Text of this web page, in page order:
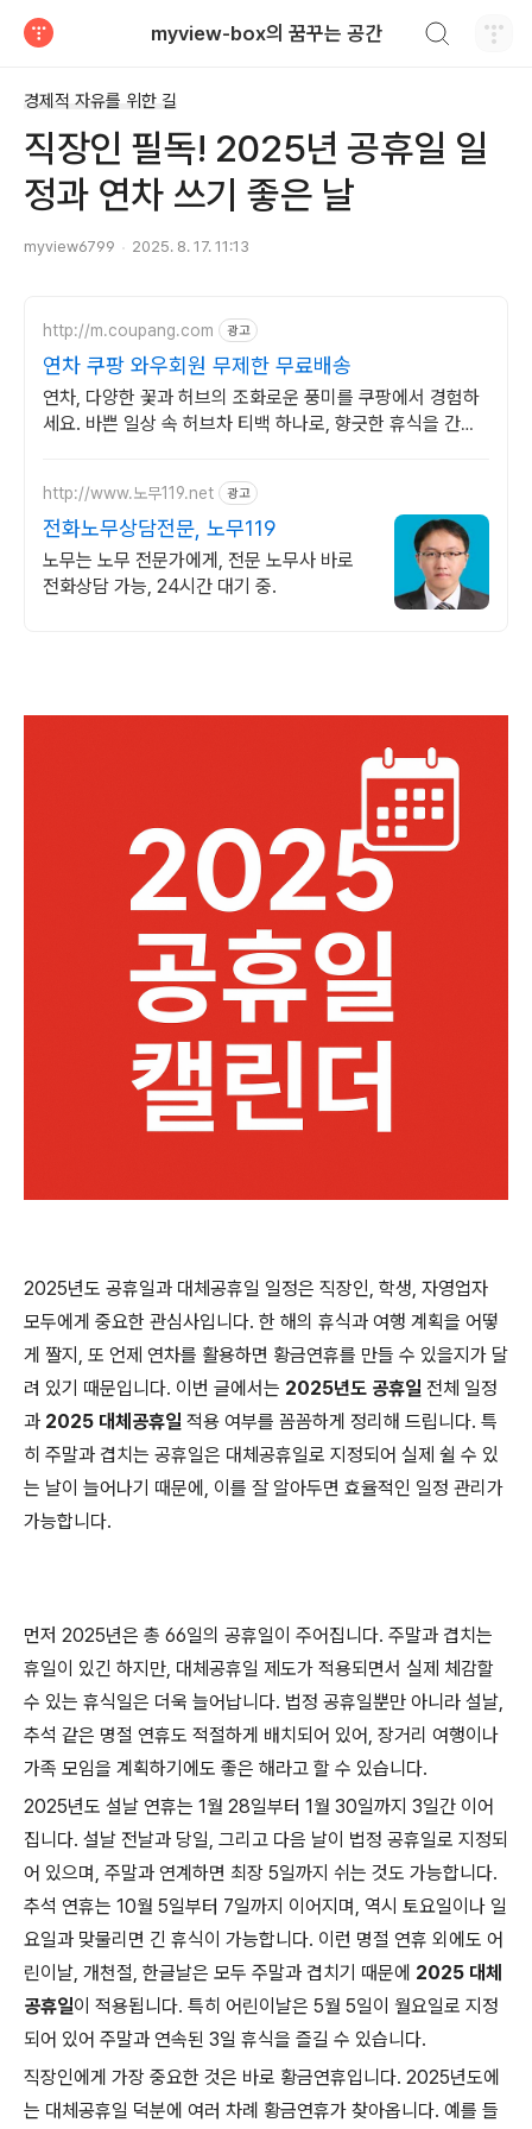
myview-box의 꿈꾸는 공간
경제적 자유를 위한 길
직장인 필독! 2025년 공휴일 일
정과 연차 쓰기 좋은 날
myview6799 2025. 8. 17. 11:13
http://m.coupang.com 광고
연차 쿠팡 와우회원 무제한 무료배송
연차, 다양한 꽃과 허브의 조화로운 풍미를 쿠팡에서 경험하
세요. 바쁜 일상 속 허브차 티백 하나로, 향긋한 휴식을 간편
http://www.노무119.net 광고
전화노무상담전문, 노무119
노무는 노무 전문가에게, 전문 노무사 바로
전화상담 가능, 24시간 대기 중.
2025년도 공휴일과 대체공휴일 일정은 직장인, 학생, 자영업자
모두에게 중요한 관심사입니다. 한 해의 휴식과 여행 계획을 어떻
게 짤지, 또 언제 연차를 활용하면 황금연휴를 만들 수 있을지가 달
려 있기 때문입니다. 이번 글에서는 2025년도 공휴일 전체 일정
과 2025 대체공휴일 적용 여부를 꼼꼼하게 정리해 드립니다. 특
히 주말과 겹치는 공휴일은 대체공휴일로 지정되어 실제 쉴 수 있
는 날이 늘어나기 때문에, 이를 잘 알아두면 효율적인 일정 관리가
가능합니다.
먼저 2025년은 총 66일의 공휴일이 주어집니다. 주말과 겹치는
휴일이 있긴 하지만, 대체공휴일 제도가 적용되면서 실제 체감할
수 있는 휴식일은 더욱 늘어납니다. 법정 공휴일뿐만 아니라 설날,
추석 같은 명절 연휴도 적절하게 배치되어 있어, 장거리 여행이나
가족 모임을 계획하기에도 좋은 해라고 할 수 있습니다.
2025년도 설날 연휴는 1월 28일부터 1월 30일까지 3일간 이어
집니다. 설날 전날과 당일, 그리고 다음 날이 법정 공휴일로 지정되
어 있으며, 주말과 연계하면 최장 5일까지 쉬는 것도 가능합니다.
추석 연휴는 10월 5일부터 7일까지 이어지며, 역시 토요일이나 일
요일과 맞물리면 긴 휴식이 가능합니다. 이런 명절 연휴 외에도 어
린이날, 개천절, 한글날은 모두 주말과 겹치기 때문에 2025 대체
공휴일이 적용됩니다. 특히 어린이날은 5월 5일이 월요일로 지정
되어 있어 주말과 연속된 3일 휴식을 즐길 수 있습니다.
직장인에게 가장 중요한 것은 바로 황금연휴입니다. 2025년도에
는 대체공휴일 덕분에 여러 차례 황금연휴가 찾아옵니다. 예를 들